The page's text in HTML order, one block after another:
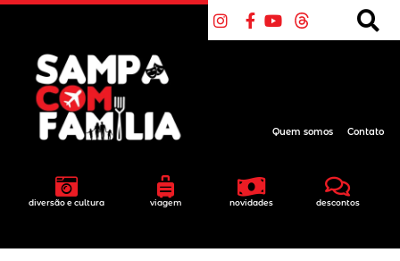
diversão e cultura viagem novidades descontos
Quem somos Contato